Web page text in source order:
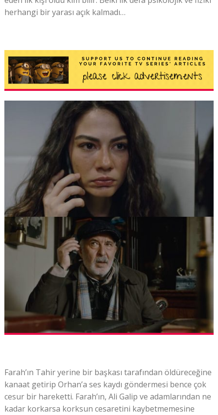
herhangi bir yarası açık kalmadı…
Farah’ın Tahir yerine bir başkası tarafından öldüreceğine
kanaat getirip Orhan’a ses kaydı göndermesi bence çok
cesur bir hareketti. Farah’ın, Ali Galip ve adamlarından ne
kadar korkarsa korksun cesaretini kaybetmemesine